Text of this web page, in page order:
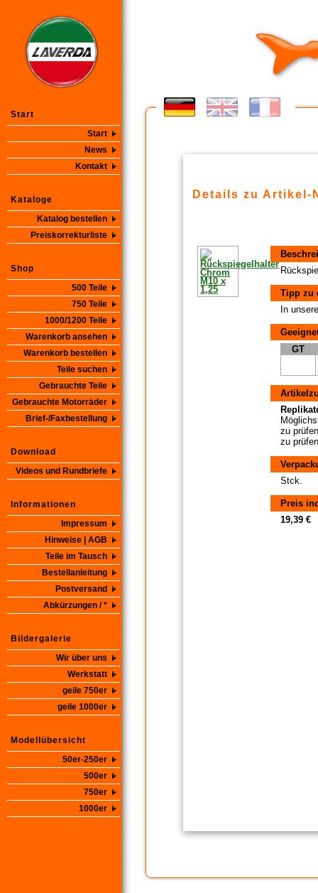
Start
Start
News
Kontakt
Kataloge
Katalog bestellen
Preiskorrekturliste
Shop
500 Teile
750 Teile
1000/1200 Teile
Warenkorb ansehen
Warenkorb bestellen
Teile suchen
Gebrauchte Teile
Gebrauchte Motorräder
Brief-/Faxbestellung
Download
Videos und Rundbriefe
Informationen
Impressum
Hinweise | AGB
Teile im Tausch
Bestellanleitung
Postversand
Abkürzungen / *
Bildergalerie
Wir über uns
Werkstatt
geile 750er
geile 1000er
Modellübersicht
50er-250er
500er
750er
1000er
Details zu Artikel-
Tipp zu
In
GT
zu
zu
Stck.
Preis
19,39 €